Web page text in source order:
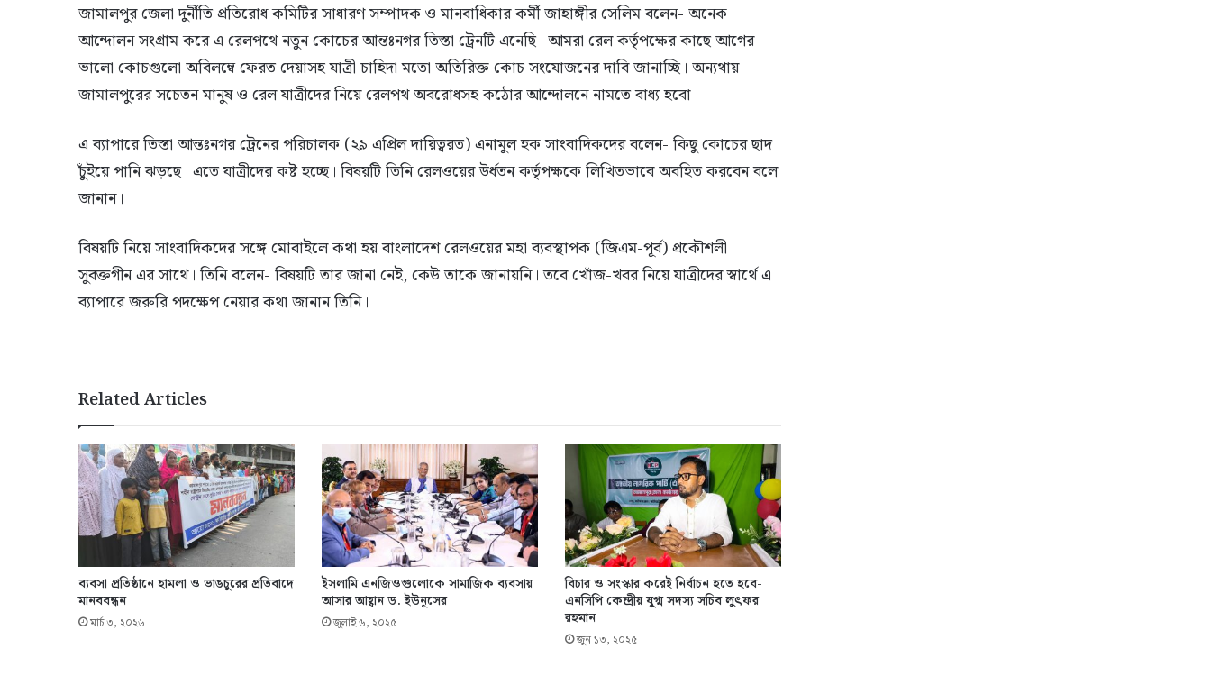
জামালপুর জেলা দুর্নীতি প্রতিরোধ কমিটির সাধারণ সম্পাদক ও মানবাধিকার কর্মী জাহাঙ্গীর সেলিম বলেন- অনেক
আন্দোলন সংগ্রাম করে এ রেলপথে নতুন কোচের আন্তঃনগর তিস্তা ট্রেনটি এনেছি। আমরা রেল কর্তৃপক্ষের কাছে আগের
ভালো কোচগুলো অবিলম্বে ফেরত দেয়াসহ যাত্রী চাহিদা মতো অতিরিক্ত কোচ সংযোজনের দাবি জানাচ্ছি। অন্যথায়
জামালপুরের সচেতন মানুষ ও রেল যাত্রীদের নিয়ে রেলপথ অবরোধসহ কঠোর আন্দোলনে নামতে বাধ্য হবো।
এ ব্যাপারে তিস্তা আন্তঃনগর ট্রেনের পরিচালক (২৯ এপ্রিল দায়িত্বরত) এনামুল হক সাংবাদিকদের বলেন- কিছু কোচের ছাদ
চুঁইয়ে পানি ঝড়ছে। এতে যাত্রীদের কষ্ট হচ্ছে। বিষয়টি তিনি রেলওয়ের উর্ধতন কর্তৃপক্ষকে লিখিতভাবে অবহিত করবেন বলে
জানান।
বিষয়টি নিয়ে সাংবাদিকদের সঙ্গে মোবাইলে কথা হয় বাংলাদেশ রেলওয়ের মহা ব্যবস্থাপক (জিএম-পূর্ব) প্রকৌশলী
সুবক্তগীন এর সাথে। তিনি বলেন- বিষয়টি তার জানা নেই, কেউ তাকে জানায়নি। তবে খোঁজ-খবর নিয়ে যাত্রীদের স্বার্থে এ
ব্যাপারে জরুরি পদক্ষেপ নেয়ার কথা জানান তিনি।
Related Articles
ব্যবসা প্রতিষ্ঠানে হামলা ও ভাঙচুরের প্রতিবাদে
মানববন্ধন
মার্চ ৩, ২০২৬
ইসলামি এনজিওগুলোকে সামাজিক ব্যবসায়
আসার আহ্বান ড. ইউনূসের
জুলাই ৬, ২০২৫
বিচার ও সংস্কার করেই নির্বাচন হতে হবে-
এনসিপি কেন্দ্রীয় যুগ্ম সদস্য সচিব লুৎফর
রহমান
জুন ১৩, ২০২৫